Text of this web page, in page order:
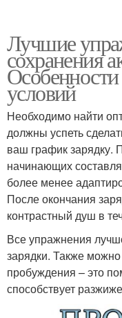
Лучшие
сохранения
условий
Необходимо найти
должны успеть
ваш график зарядку.
начинающих
более менее
После окончания
контрастный душ в
Все упражнения
зарядки. Также
пробуждения – это
способствует